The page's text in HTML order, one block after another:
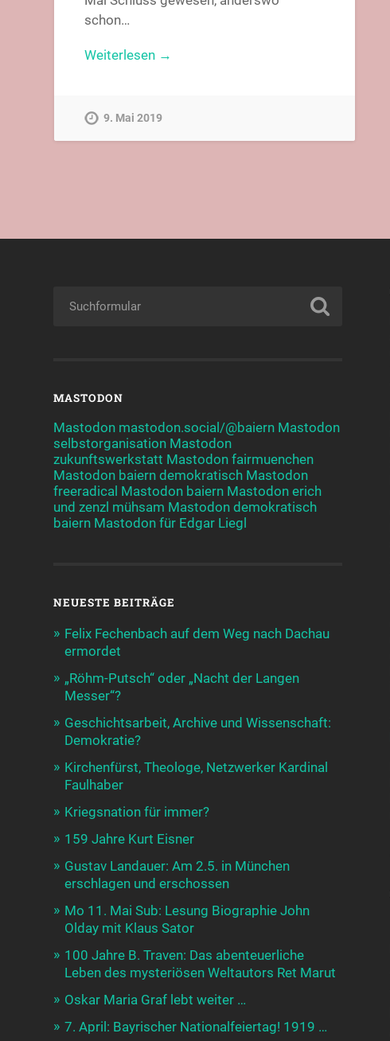
schon…
Weiterlesen →
9. Mai 2019
MASTODON
Mastodon mastodon.social/@baiern Mastodon
selbstorganisation Mastodon
zukunftswerkstatt Mastodon fairmuenchen
Mastodon baiern demokratisch Mastodon
freeradical Mastodon baiern Mastodon erich
und zenzl mühsam Mastodon demokratisch
baiern Mastodon für Edgar Liegl
NEUESTE BEITRÄGE
Felix Fechenbach auf dem Weg nach Dachau
ermordet
„Röhm-Putsch“ oder „Nacht der Langen
Messer“?
Geschichtsarbeit, Archive und Wissenschaft:
Demokratie?
Kirchenfürst, Theologe, Netzwerker Kardinal
Faulhaber
Kriegsnation für immer?
159 Jahre Kurt Eisner
Gustav Landauer: Am 2.5. in München
erschlagen und erschossen
Mo 11. Mai Sub: Lesung Biographie John
Olday mit Klaus Sator
100 Jahre B. Traven: Das abenteuerliche
Leben des mysteriösen Weltautors Ret Marut
Oskar Maria Graf lebt weiter …
7. April: Bayrischer Nationalfeiertag! 1919 …